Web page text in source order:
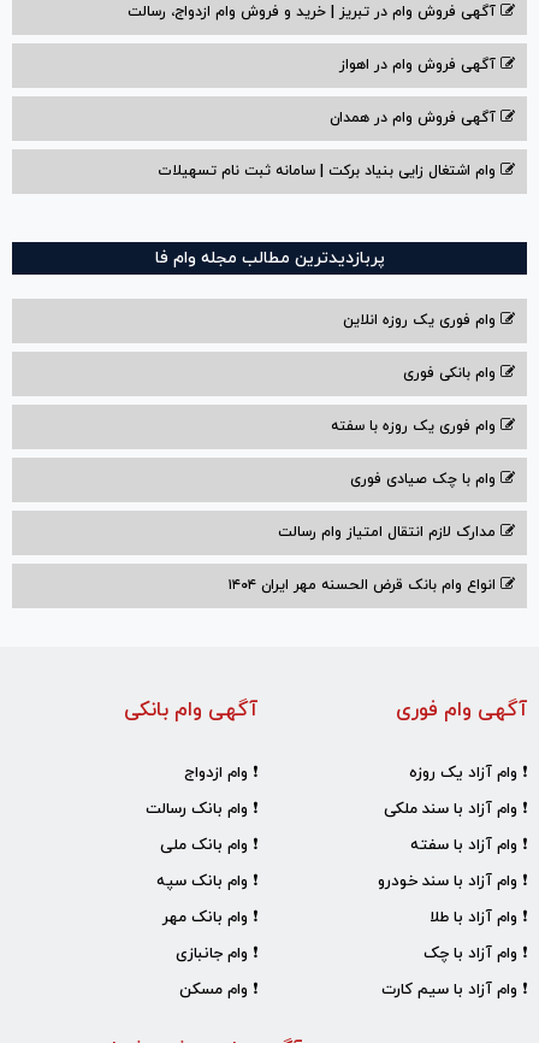
آگهی فروش وام در تبریز | خرید و فروش وام ازدواج، رسالت
آگهی فروش وام در اهواز
آگهی فروش وام در همدان
وام اشتغال زایی بنیاد برکت | سامانه ثبت نام تسهیلات
پربازدیدترین مطالب مجله وام فا
وام فوری یک روزه انلاین
وام بانکی فوری
وام فوری یک روزه با سفته
وام با‌ چک صیادی‌ فوری
مدارک لازم انتقال امتیاز وام رسالت
انواع وام بانک قرض الحسنه مهر ایران ۱۴۰۴
آگهی وام بانکی
❗ وام ازدواج
❗ وام بانک رسالت
❗ وام بانک ملی
❗ وام بانک سپه
❗ وام بانک مهر
❗ وام جانبازی
❗ وام مسکن
آگهی وام فوری
❗ وام آزاد یک روزه
❗ وام آزاد با سند ملکی
❗ وام آزاد با سفته
❗ وام آزاد با سند خودرو
❗ وام آزاد با طلا
❗ وام آزاد با چک
❗ وام آزاد با سیم کارت